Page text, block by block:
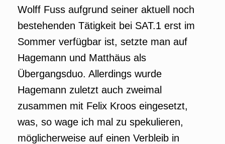
Wolff Fuss aufgrund seiner aktuell noch
bestehenden Tätigkeit bei SAT.1 erst im
Sommer verfügbar ist, setzte man auf
Hagemann und Matthäus als
Übergangsduo. Allerdings wurde
Hagemann zuletzt auch zweimal
zusammen mit Felix Kroos eingesetzt,
was, so wage ich mal zu spekulieren,
möglicherweise auf einen Verbleib in